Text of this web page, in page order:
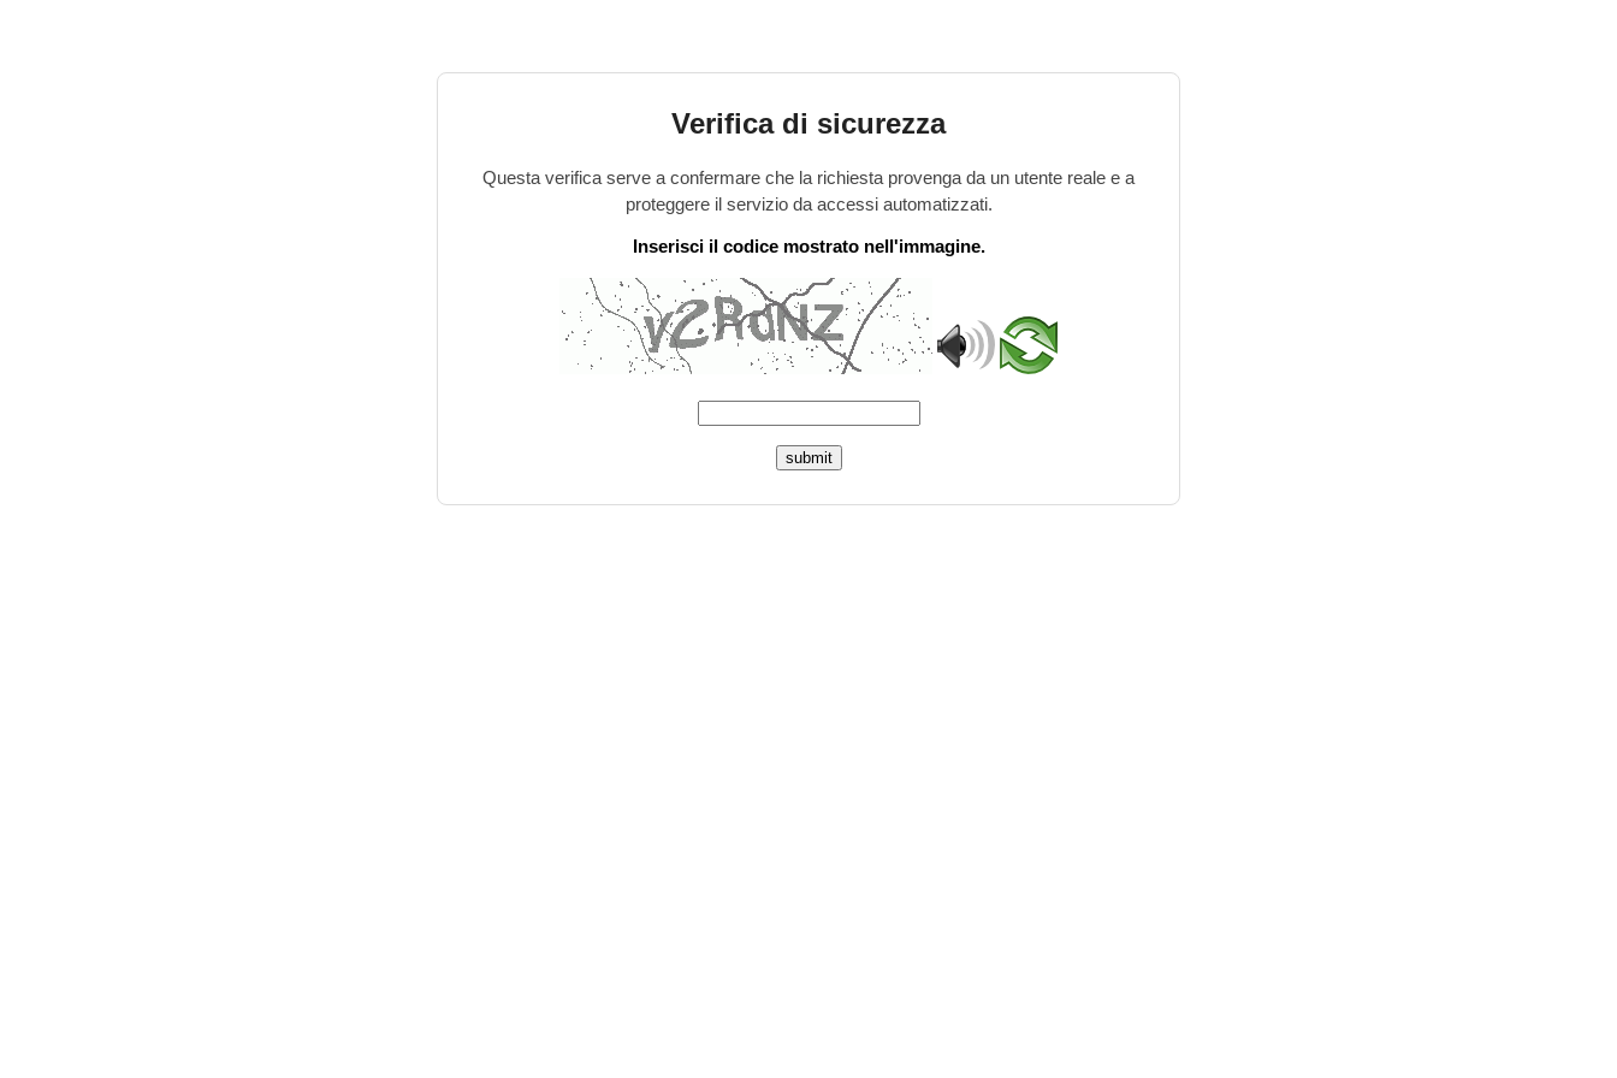
Verifica di sicurezza
Questa verifica serve a confermare che la richiesta provenga da un utente reale e a
proteggere il servizio da accessi automatizzati.
Inserisci il codice mostrato nell'immagine.
submit